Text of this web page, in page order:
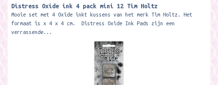
Distress Oxide ink 4 pack mini 12 Tim Holtz
Mooie set met 4 Oxide inkt kussens van het merk Tim Holtz. Het
formaat is x 4 x 4 cm. Distress Oxide Ink Pads zijn een
verrassende...